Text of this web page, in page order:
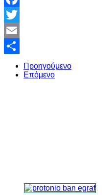
Facebook
Twitter
Email
Share
Προηγούμενο
Επόμενο